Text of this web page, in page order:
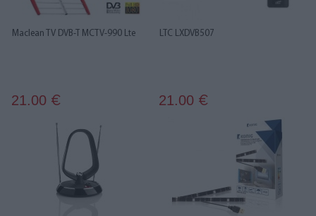
Maclean TV DVB-T MCTV-990 Lte
21.00 €
LTC LXDVB507
21.00 €